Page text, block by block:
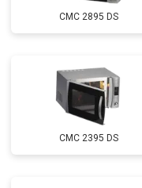
CMC 2895 DS
CMC 2395 DS